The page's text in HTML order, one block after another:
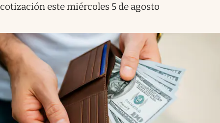
cotización este miércoles 5 de agosto